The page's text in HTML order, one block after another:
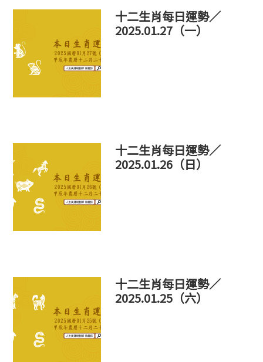
十二生肖每日運勢／
2025.01.27（一）
十二生肖每日運勢／
2025.01.26（日）
十二生肖每日運勢／
2025.01.25（六）